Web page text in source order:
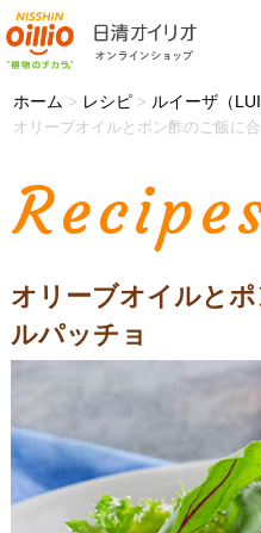
ホーム > レシピ > ルイーザ（
オリーブオイルとポン酢のご飯に
オリーブオイルと
ルパッチョ